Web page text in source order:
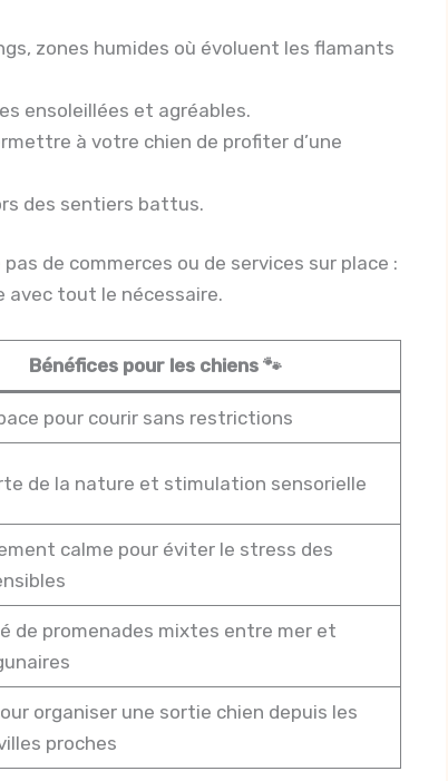
zones humides où évoluent les flamants
ensoleillées et agréables.
à votre chien de profiter d’une
des sentiers battus.
de commerces ou de services sur place :
avec tout le nécessaire.
Bénéfices pour les chiens 🐾
pour courir sans restrictions
de la nature et stimulation sensorielle
calme pour éviter le stress des
de promenades mixtes entre mer et
organiser une sortie chien depuis les
proches